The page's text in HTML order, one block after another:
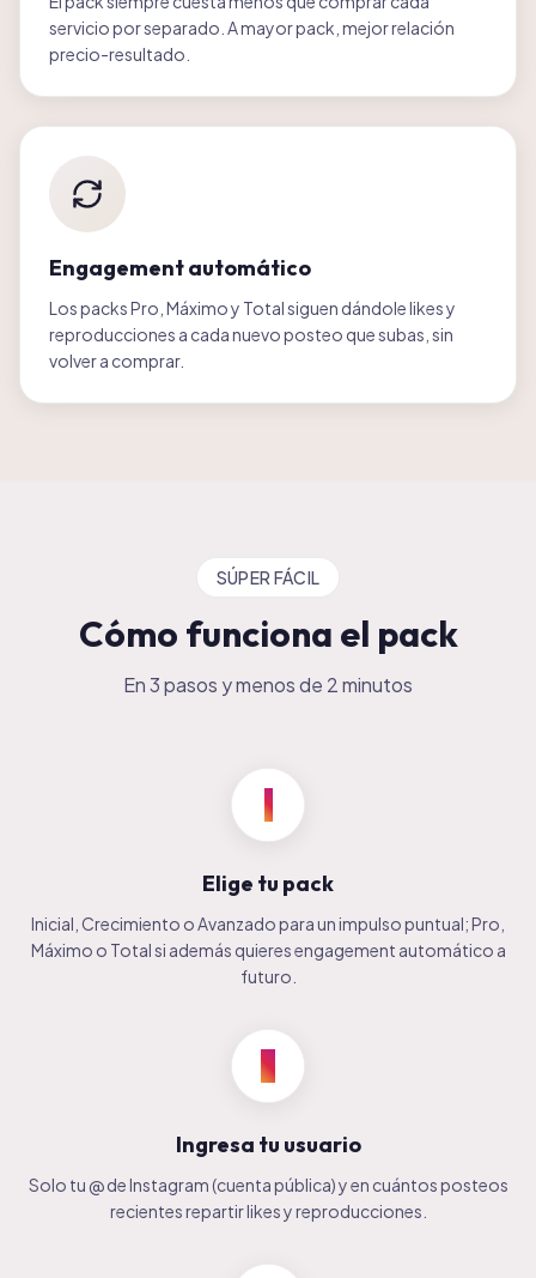
servicio por separado. A mayor pack, mejor relación
precio-resultado.
Engagement automático
Los packs Pro, Máximo y Total siguen dándole likes y
reproducciones a cada nuevo posteo que subas, sin
volver a comprar.
SÚPER FÁCIL
Cómo funciona el pack
En 3 pasos y menos de 2 minutos
1
Elige tu pack
Inicial, Crecimiento o Avanzado para un impulso puntual; Pro,
Máximo o Total si además quieres engagement automático a
futuro.
2
Ingresa tu usuario
Solo tu @ de Instagram (cuenta pública) y en cuántos posteos
recientes repartir likes y reproducciones.